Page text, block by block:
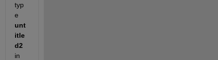
typ
e
unt
itle
d2
in